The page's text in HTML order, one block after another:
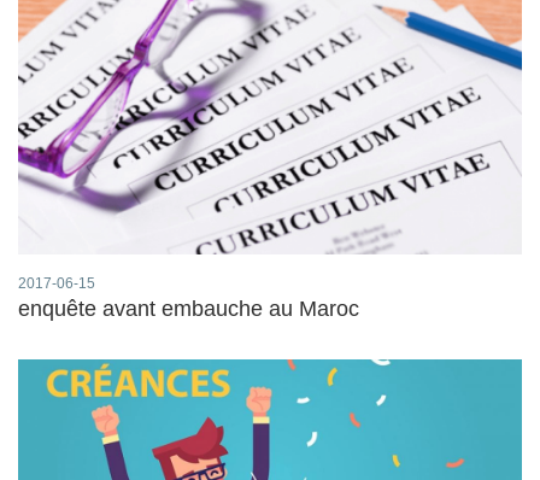
2017-06-15
enquête avant embauche au Maroc